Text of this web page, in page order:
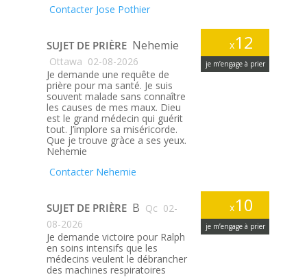
Contacter Jose Pothier
x12
je m’engage à prier
SUJET DE PRIÈRE Nehemie
Ottawa 02-08-2026
Je demande une requête de
prière pour ma santé. Je suis
souvent malade sans connaître
les causes de mes maux. Dieu
est le grand médecin qui guérit
tout. J’implore sa miséricorde.
Que je trouve gràce a ses yeux.
Nehemie
Contacter Nehemie
x10
je m’engage à prier
SUJET DE PRIÈRE B Qc 02-
08-2026
Je demande victoire pour Ralph
en soins intensifs que les
médecins veulent le débrancher
des machines respiratoires